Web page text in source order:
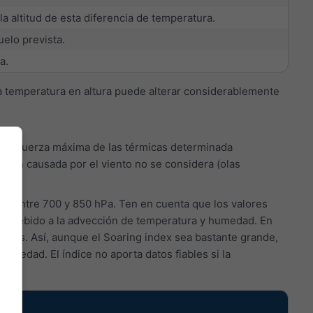
altitud de esta diferencia de temperatura.
prevista.
en altura puede alterar considerablemente
la fuerza máxima de las térmicas determinada
causada por el viento no se considera (olas
entre 700 y 850 hPa. Ten en cuenta que los valores
a la advección de temperatura y humedad. En
Así, aunque el Soaring index sea bastante grande,
El índice no aporta datos fiables si la